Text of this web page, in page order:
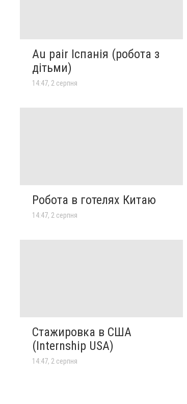
Au pair Іспанія (робота з
дітьми)
14:47, 2 серпня
Робота в готелях Китаю
14:47, 2 серпня
Стажировка в США
(Internship USA)
14:47, 2 серпня